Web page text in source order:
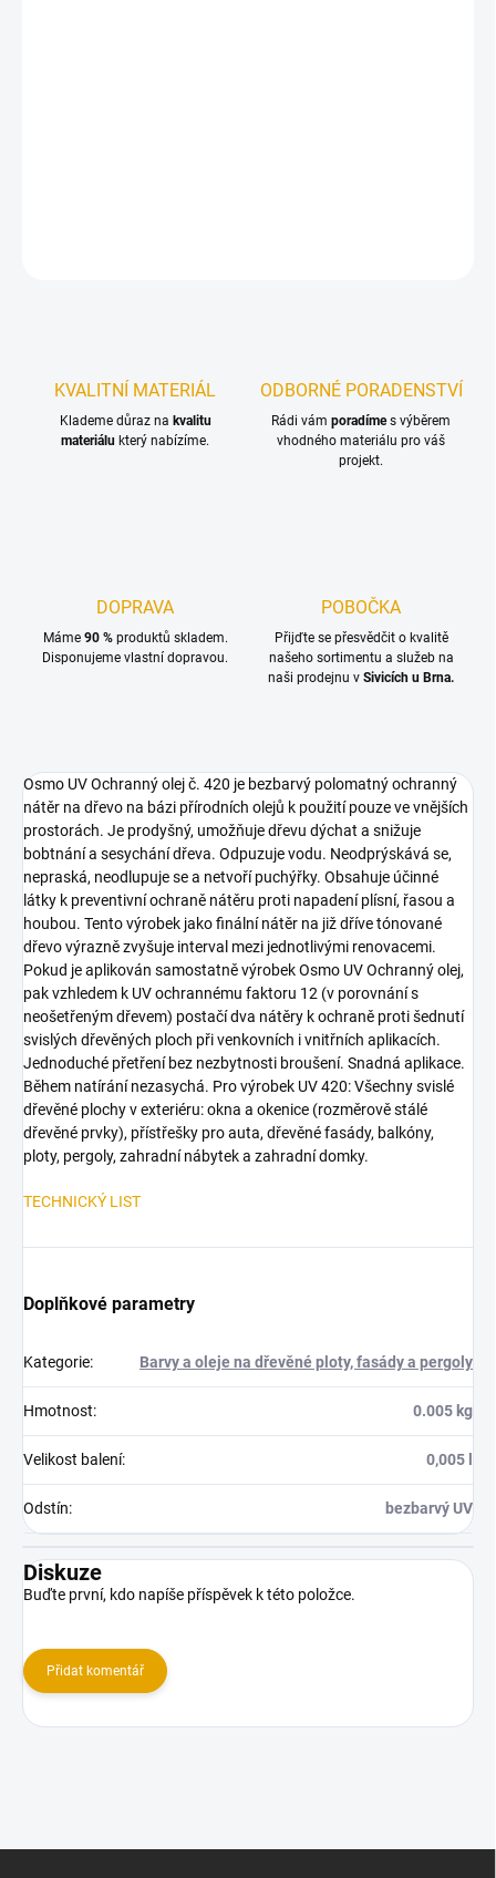
KVALITNÍ MATERIÁL
Klademe důraz na kvalitu
materiálu který nabízíme.
ODBORNÉ PORADENSTVÍ
Rádi vám poradímes výběrem
vhodného materiálu pro váš
projekt.
DOPRAVA
Máme 90 %produktů skladem.
Disponujeme vlastní dopravou.
POBOČKA
Přijďte se přesvědčit o kvalitě
našeho sortimentu a služeb na
naši prodejnu v Sivicích u Brna.
Osmo UV Ochranný olej č. 420 je bezbarvý polomatný ochranný
nátěr na dřevo na bázi přírodních olejů k použití pouze ve vnějších
prostorách. Je prodyšný, umožňuje dřevu dýchat a snižuje
bobtnání a sesychání dřeva. Odpuzuje vodu. Neodprýskává se,
nepraská, neodlupuje se a netvoří puchýřky. Obsahuje účinné
látky k preventivní ochraně nátěru proti napadení plísní, řasou a
houbou. Tento výrobek jako finální nátěr na již dříve tónované
dřevo výrazně zvyšuje interval mezi jednotlivými renovacemi.
Pokud je aplikován samostatně výrobek Osmo UV Ochranný olej,
pak vzhledem k UV ochrannému faktoru 12 (v porovnání s
neošetřeným dřevem) postačí dva nátěry k ochraně proti šednutí
svislých dřevěných ploch při venkovních i vnitřních aplikacích.
Jednoduché přetření bez nezbytnosti broušení. Snadná aplikace.
Během natírání nezasychá. Pro výrobek UV 420: Všechny svislé
dřevěné plochy v exteriéru: okna a okenice (rozměrově stálé
dřevěné prvky), přístřešky pro auta, dřevěné fasády, balkóny,
ploty, pergoly, zahradní nábytek a zahradní domky.
TECHNICKÝ LIST
Doplňkové parametry
Kategorie: Barvy a oleje na dřevěné ploty, fasády a pergoly
Hmotnost: 0.005 kg
Velikost balení: 0,005 l
Odstín: bezbarvý UV
Diskuze
Buďte první, kdo napíše příspěvek k této položce.
Přidat komentář